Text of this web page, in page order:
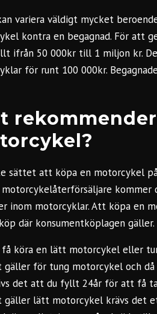
variera väldigt mycket
kontra en begagnad. För att
ifrån 50 000kr till 1 miljon kr.
för runt 100 000kr.
sättet att köpa en motorcykel
motorcykelåterförsäljare kommer
inom motorcyklar. Att köpa en
där konsumentköplagen gäller.
köra en lätt motorcykel eller
för tung motorcykel och då
det att du fyllt 24år för att få
gäller lätt motorcykel krävs det